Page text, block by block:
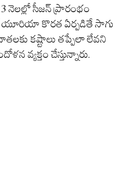
నెలల్లో సీజన్ ప్రారంభం
యూరియా కొరత ఏర్పడితే సాగు
కష్టాలు తప్పేలా లేవని
వ్యక్తం చేస్తున్నారు.